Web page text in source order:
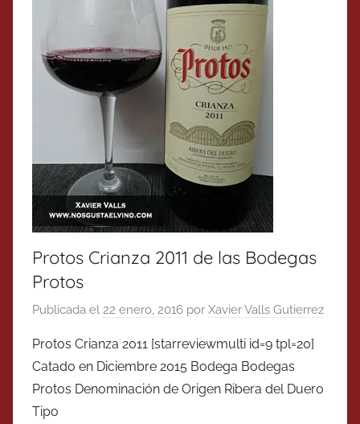
Protos Crianza 2011 de las Bodegas
Protos
Publicada el 22 enero, 2016 por Xavier Valls Gutierrez
Protos Crianza 2011 [starreviewmulti id=9 tpl=20]
Catado en Diciembre 2015 Bodega Bodegas
Protos Denominación de Origen Ribera del Duero
Tipo